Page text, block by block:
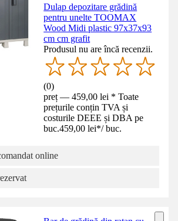
Dulap depozitare grădină
pentru unelte TOOMAX
Wood Midi plastic 97x37x93
cm cm grafit
Produsul nu are încă recenzii.
(0)
preț — 459,00 lei * Toate
prețurile conțin TVA și
costurile DEEE și DBA pe
buc.459,00 lei*/ buc.
online